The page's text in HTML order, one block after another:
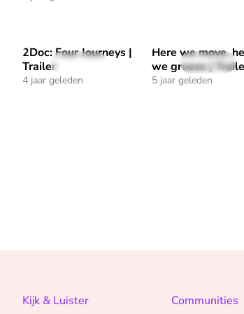
31 sec
2Doc: Four Journeys |
Trailer
4 jaar geleden
Speel "2Doc: Four Journeys | Trailer" af
28 sec
Here we move,
we groove |
5 jaar geleden
Speel "Here we
Kijk & Luister Communities